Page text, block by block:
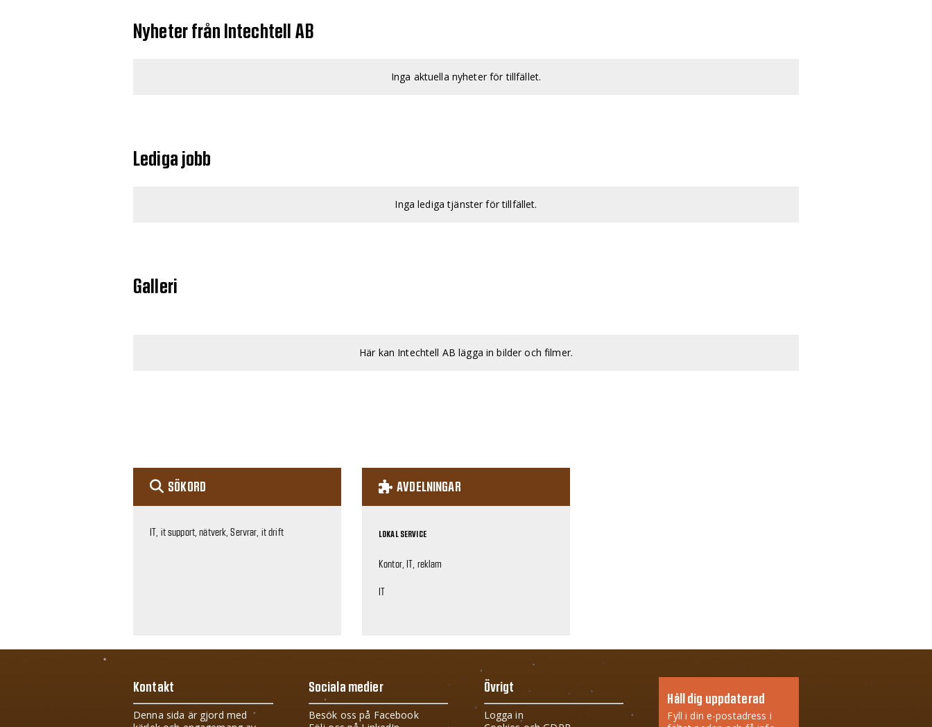
Nyheter från Intechtell AB
Inga aktuella nyheter för tillfället.
Lediga jobb
Inga lediga tjänster för tillfället.
Galleri
Här kan Intechtell AB lägga in bilder och filmer.
SÖKORD
IT, it support, nätverk, Servrar, it drift
AVDELNINGAR
LOKAL SERVICE
Kontor, IT, reklam
IT
Kontakt
Denna sida är gjord med
Sociala medier
Besök oss på Facebook
Övrigt
Logga in
Håll dig uppdaterad
Fyll i din e-postadress i